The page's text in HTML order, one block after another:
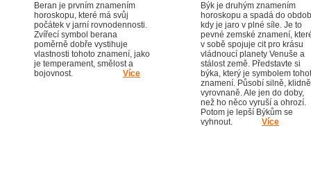
Beran je prvním znamením
horoskopu, které má svůj
počátek v jarní rovnodennosti.
Zvířecí symbol berana
poměrně dobře vystihuje
vlastnosti tohoto znamení, jako
je temperament, smělost a
bojovnost. Více
Býk je druhým znamením
horoskopu a spadá do
kdy je jaro v plné síle. Je to
pevné zemské znamení,
v sobě spojuje cit pro krásu
vládnoucí planety Venuše a
stálost země. Představte si
býka, který je symbolem
znamení. Působí silně,
vyrovnaně. Ale jen do doby,
než ho něco vyruší a ohrozí.
Potom je lepší Býkům se
vyhnout. Více